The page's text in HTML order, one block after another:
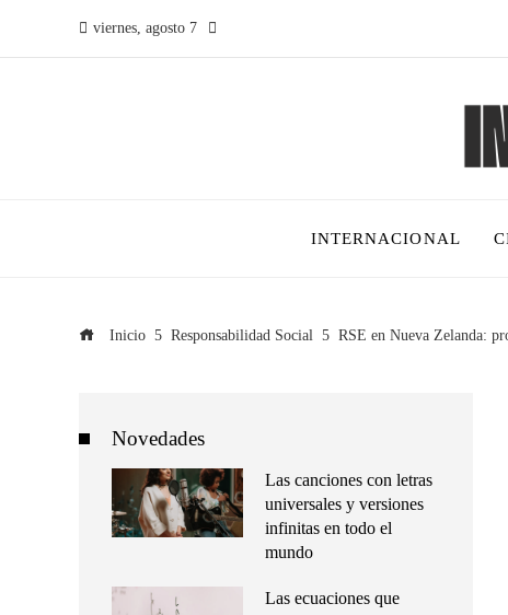
viernes, agosto 7
INTERNACIONAL
Inicio Responsabilidad Social RSE en Nueva Zelanda:
Novedades
Las canciones con letras
universales y versiones
infinitas en todo el
mundo
Las ecuaciones que